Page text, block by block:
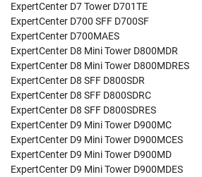
ExpertCenter D7 Tower D701TE
ExpertCenter D700 SFF D700SF
ExpertCenter D700MAES
ExpertCenter D8 Mini Tower D800MDR
ExpertCenter D8 Mini Tower D800MDRES
ExpertCenter D8 SFF D800SDR
ExpertCenter D8 SFF D800SDRC
ExpertCenter D8 SFF D800SDRES
ExpertCenter D9 Mini Tower D900MC
ExpertCenter D9 Mini Tower D900MCES
ExpertCenter D9 Mini Tower D900MD
ExpertCenter D9 Mini Tower D900MDES